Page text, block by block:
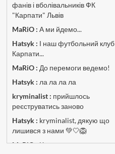
фанів і вболівальників ФК
"Карпати" Львів
MaRiO : А ми йдемо...
Hatsyk : І наш футбольний клуб
Карпати...
MaRiO : До перемоги ведемо!
Hatsyk : ла ла ла ла
kryminalist : прийшлось
реєструватись заново
Hatsyk : kryminalist, дякую що
лишився з нами 💚🤍🦁
MaRiO :Чат потрохи оживає, то